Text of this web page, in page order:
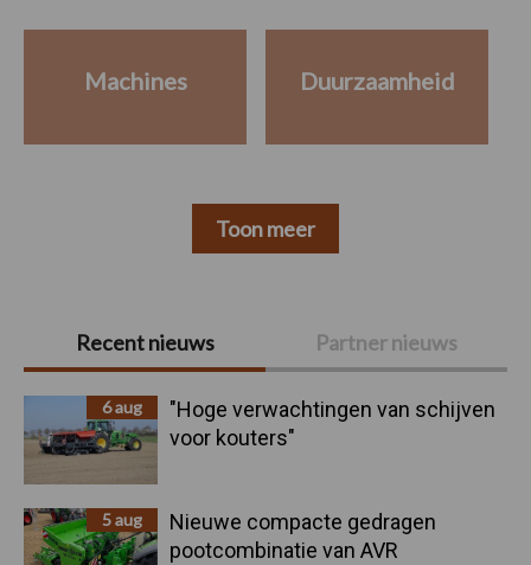
Primaire
Sidebar
Recent nieuws Partner nieuws
6 aug
"Hoge verwachtingen van schijven
voor kouters"
5 aug
Nieuwe compacte gedragen
pootcombinatie van AVR
Machines Duurzaamheid
Toon meer